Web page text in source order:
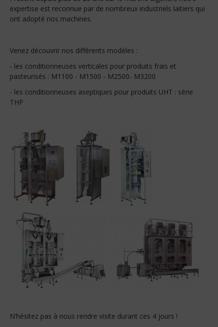
expertise est reconnue par de nombreux industriels laitiers qui
ont adopté nos machines.
Venez découvrir nos différents modèles :
- les conditionneuses verticales pour produits frais et
pasteurisés : M1100 - M1500 - M2500- M3200
- les conditionneuses aseptiques pour produits UHT : série
THP
N’hésitez pas à nous rendre visite durant ces 4 jours !